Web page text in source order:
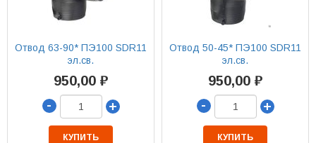
Отвод 63-90* ПЭ100 SDR11
эл.св.
950,00 ₽
-
+
КУПИТЬ
Отвод 50-45* ПЭ100 SDR11
эл.св.
950,00 ₽
-
+
КУПИТЬ